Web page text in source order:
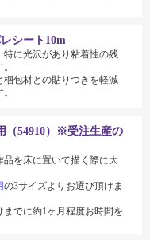
シート10m
に光沢があり粘着性の残
包材との貼りつきを軽減
（54910）※受注生産の
品を床に置いて描く際に大
の3サイズよりお選び頂けま
でに約1ヶ月程度お時間を